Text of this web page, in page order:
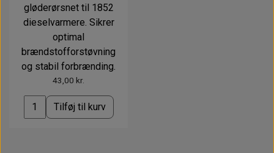
gløderørsnet til 1852
dieselvarmere. Sikrer
optimal
brændstofforstøvning
og stabil forbrænding.
43,00 kr.
Tilføj til kurv